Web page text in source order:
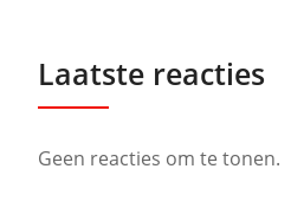
Laatste reacties
Geen reacties om te tonen.